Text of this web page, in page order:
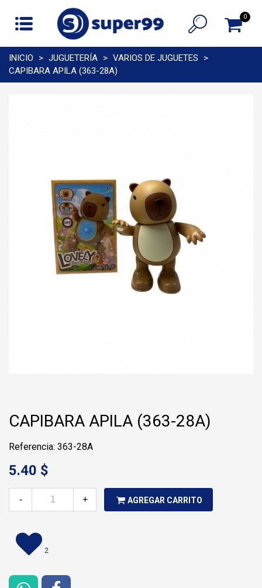
0
INICIO > JUGUETERÍA > VARIOS DE JUGUETES
>
CAPIBARA APILA (363-28A)
CAPIBARA APILA (363-28A)
Referencia: 363-28A
5.40 $
- + AGREGAR CARRITO
2